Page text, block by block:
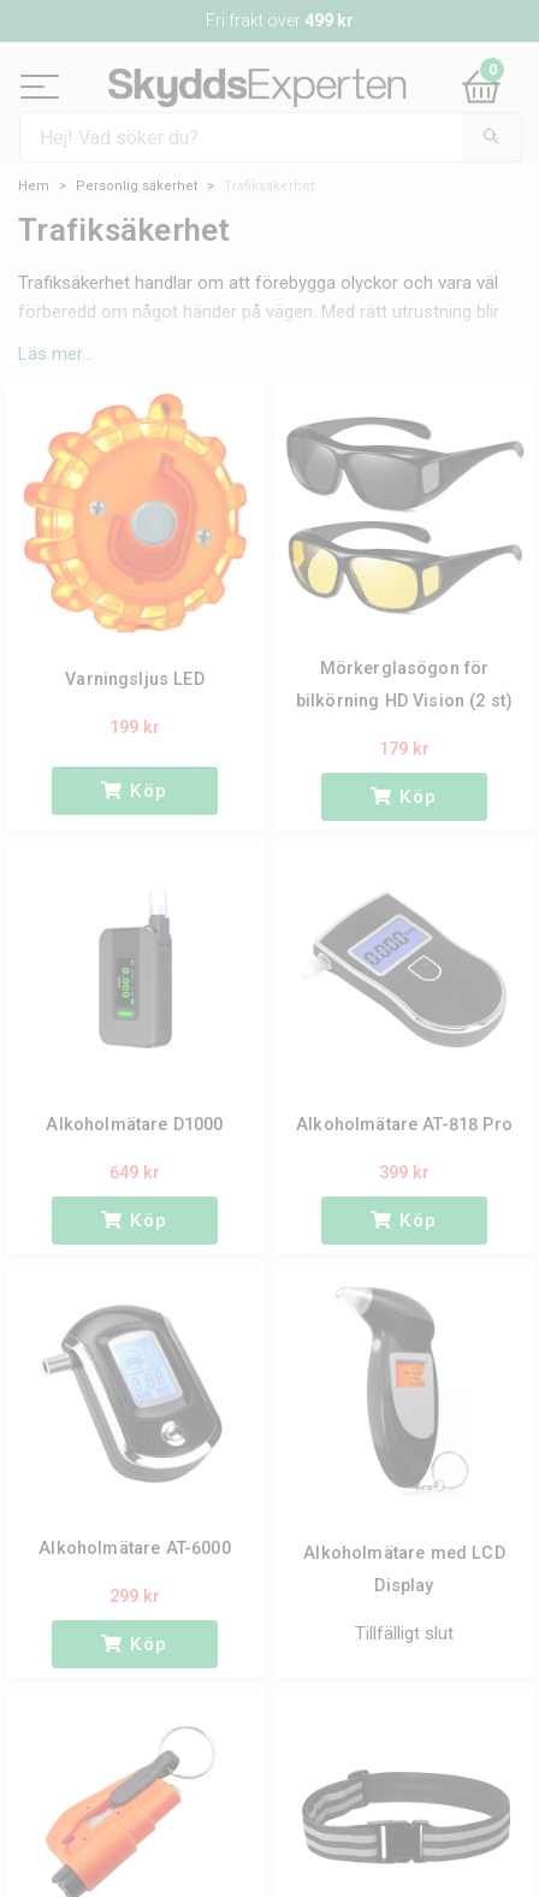
Fri frakt över 499 kr
0
Hem Personlig säkerhet Trafiksäkerhet
Trafiksäkerhet
Trafiksäkerhet handlar om att förebygga olyckor och vara väl
förberedd om något händer på vägen. Med rätt utrustning blir
trafiksäkerhetsprodukter. Från alkoholmätare och nödbelysning
till bältesskärare och fönsterkrossare vid en nödsituation. Alla
produkter är utvalda för att öka din säkerhet i trafiken. Beställ
enkelt online för snabb leverans från vårt lager i Helsingborg.
Läs mer...
Varningsljus LED
199 kr
Köp
Mörkerglasögon för
bilkörning HD Vision (2 st)
179 kr
Köp
Alkoholmätare D1000
649 kr
Köp
Alkoholmätare AT-818 Pro
399 kr
Köp
Alkoholmätare AT-6000
299 kr
Köp
Alkoholmätare med LCD
Display
Tillfälligt slut